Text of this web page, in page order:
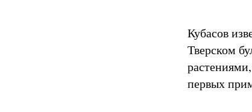
Кубасов
Тверском
первых